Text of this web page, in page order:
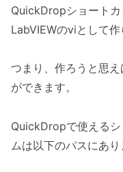
QuickDropショート
LabVIEWのviとして作
つまり、作ろうと思
ができます。
QuickDropで使える
ムは以下のパスにあ